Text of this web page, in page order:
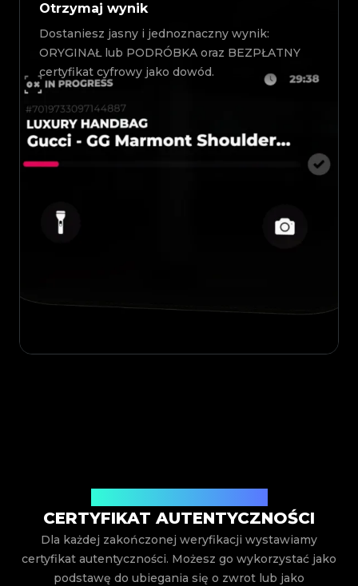
Otrzymaj wynik
Dostaniesz jasny i jednoznaczny wynik:
ORYGINAŁ lub PODRÓBKA oraz BEZPŁATNY
certyfikat cyfrowy jako dowód.
CERTYFIKAT AUTENTYCZNOŚCI
Dla każdej zakończonej weryfikacji wystawiamy
certyfikat autentyczności. Możesz go wykorzystać jako
podstawę do ubiegania się o zwrot lub jako